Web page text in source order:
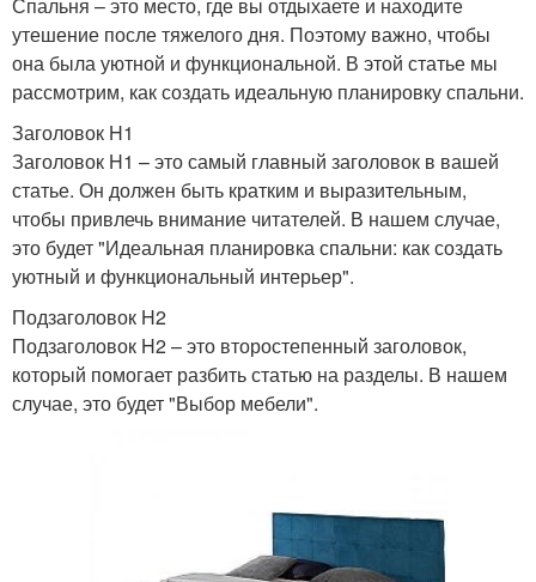
утешение после тяжелого дня. Поэтому важно, чтобы
она была уютной и функциональной. В этой статье мы
рассмотрим, как создать идеальную планировку спальни.
Заголовок H1
Заголовок H1 – это самый главный заголовок в вашей
статье. Он должен быть кратким и выразительным,
чтобы привлечь внимание читателей. В нашем случае,
это будет "Идеальная планировка спальни: как создать
уютный и функциональный интерьер".
Подзаголовок H2
Подзаголовок H2 – это второстепенный заголовок,
который помогает разбить статью на разделы. В нашем
случае, это будет "Выбор мебели".